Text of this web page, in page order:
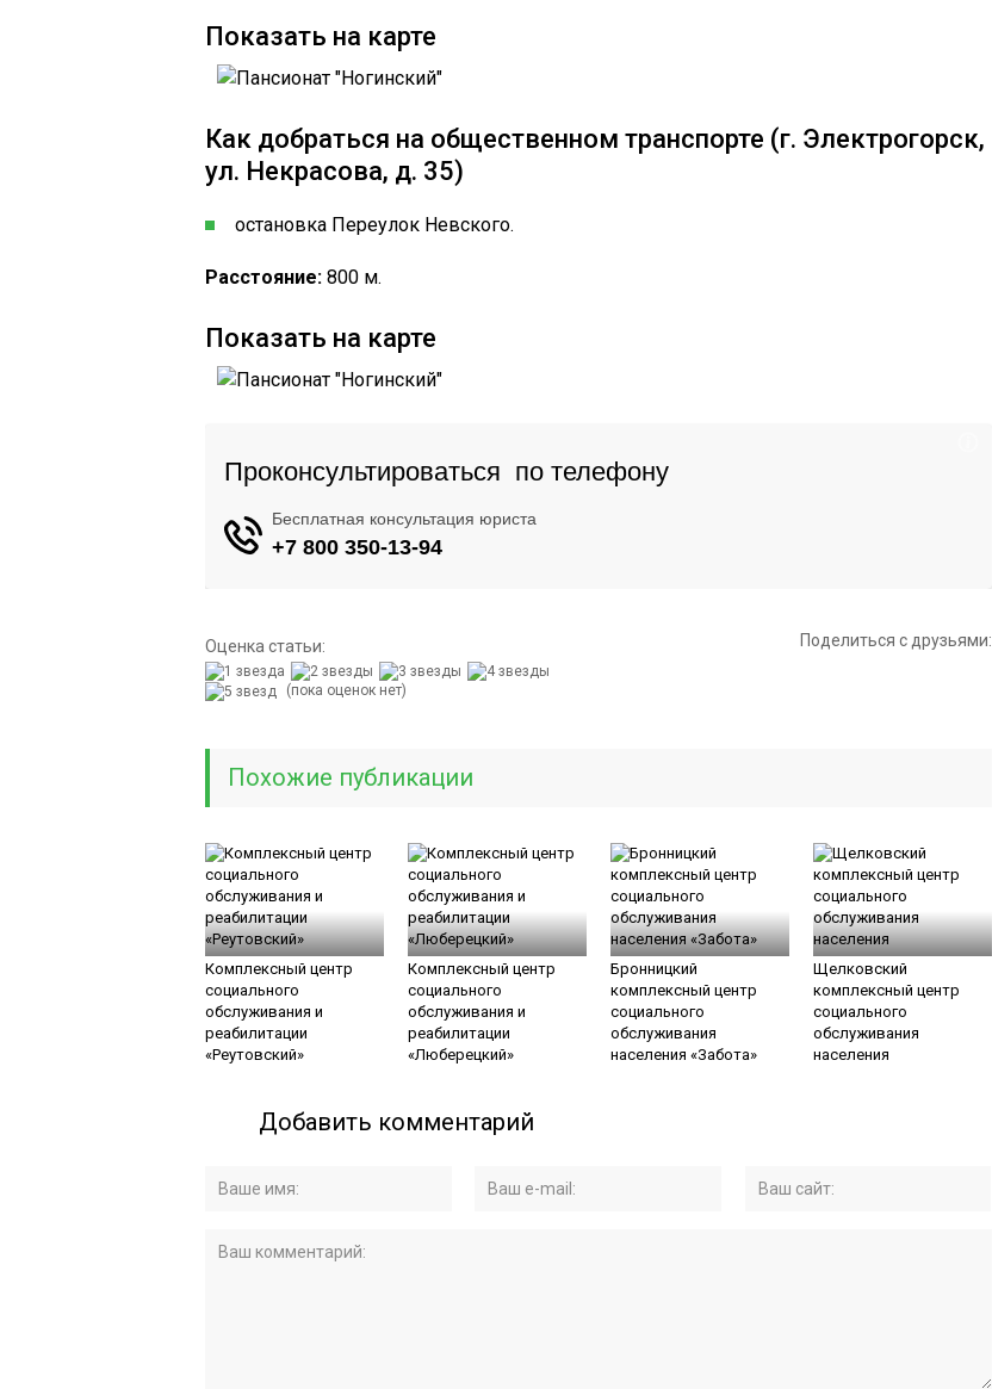
Показать на карте
Как добраться на общественном транспорте (г. Электрогорск,
ул. Некрасова, д. 35)
остановка Переулок Невского.
Расстояние: 800 м.
Показать на карте
Оценка статьи:
(пока оценок нет)
Поделиться с друзьями:
Похожие публикации
Комплексный центр
социального
обслуживания и
реабилитации
«Реутовский»
Комплексный центр
социального
обслуживания и
реабилитации
«Люберецкий»
Бронницкий
комплексный центр
социального
обслуживания
населения «Забота»
Щелковский
комплексный центр
социального
обслуживания
населения
Добавить комментарий